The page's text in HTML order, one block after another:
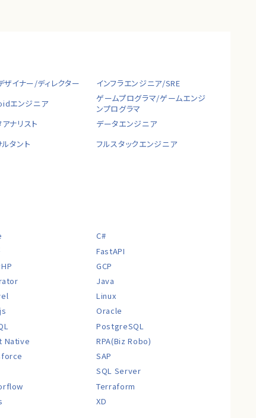
ザイナー/ディレクター
インフラエンジニア/SRE
エンジニア
ゲームプログラマ/ゲームエンジ
ンプログラマ
ナリスト
データエンジニア
タント
フルスタックエンジニア
C#
FastAPI
GCP
Java
Linux
Oracle
PostgreSQL
Native
RPA(Biz Robo)
SAP
SQL Server
Terraform
XD